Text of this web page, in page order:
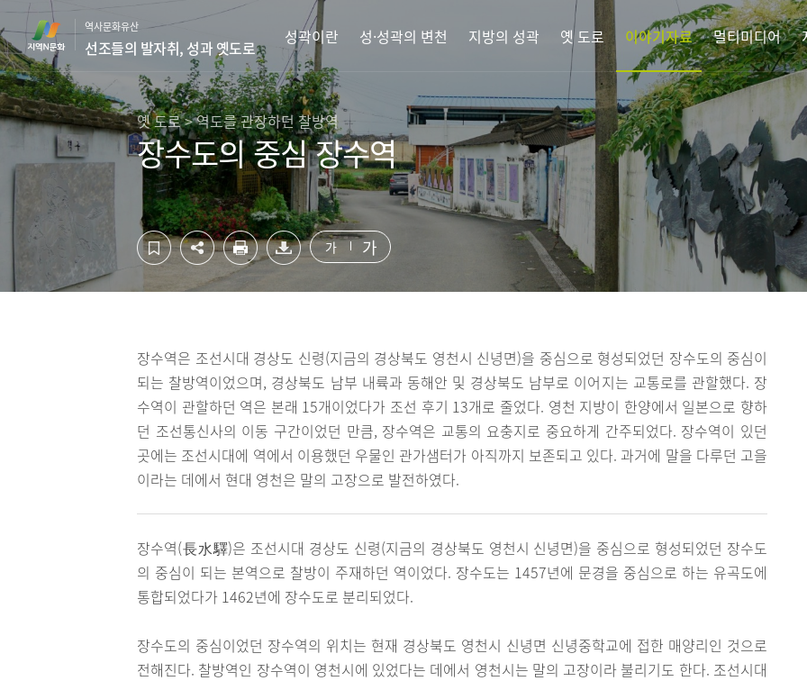
텐
츠
영
역
바
단
영
역
바
로
역사문화유산
선조들의 발자취, 성과 옛도로
성곽이란 성·성곽의 변천 지방의 성곽 옛 도로 이야기자료 멀티미디어
옛 도로 > 역도를 관장하던 찰방역
장수도의 중심 장수역
가 가
장수역은 조선시대 경상도 신령(지금의 경상북도 영천시 신녕면)을 중심으로 형성되었던 장수도의 중심이
되는 찰방역이었으며, 경상북도 남부 내륙과 동해안 및 경상북도 남부로 이어지는 교통로를 관할했다. 장
수역이 관할하던 역은 본래 15개이었다가 조선 후기 13개로 줄었다. 영천 지방이 한양에서 일본으로 향하
던 조선통신사의 이동 구간이었던 만큼, 장수역은 교통의 요충지로 중요하게 간주되었다. 장수역이 있던
곳에는 조선시대에 역에서 이용했던 우물인 관가샘터가 아직까지 보존되고 있다. 과거에 말을 다루던 고을
이라는 데에서 현대 영천은 말의 고장으로 발전하였다.
장수역(長水驛)은 조선시대 경상도 신령(지금의 경상북도 영천시 신녕면)을 중심으로 형성되었던 장수도
의 중심이 되는 본역으로 찰방이 주재하던 역이었다. 장수도는 1457년에 문경을 중심으로 하는 유곡도에
통합되었다가 1462년에 장수도로 분리되었다.
장수도의 중심이었던 장수역의 위치는 현재 경상북도 영천시 신녕면 신녕중학교에 접한 매양리인 것으로
전해진다. 찰방역인 장수역이 영천시에 있었다는 데에서 영천시는 말의 고장이라 불리기도 한다. 조선시대